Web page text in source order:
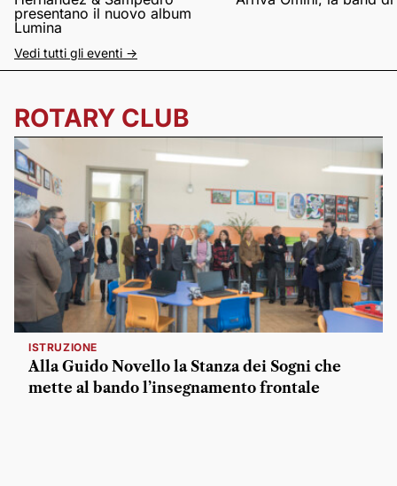
presentano il nuovo album
Lumina
Vedi tutti gli eventi ->
ROTARY CLUB
ISTRUZIONE
Alla Guido Novello la Stanza dei Sogni che
mette al bando l’insegnamento frontale